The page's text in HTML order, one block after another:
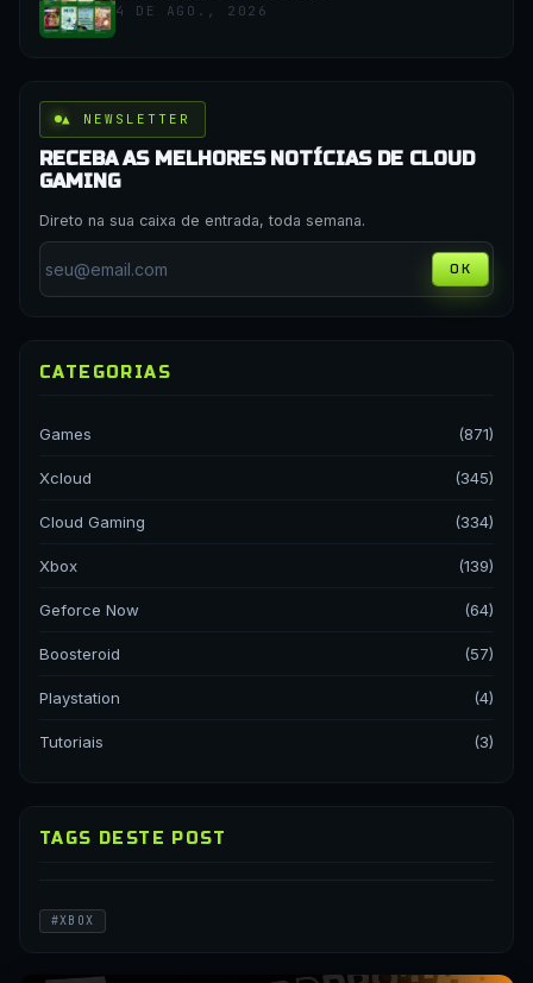
4 DE AGO., 2026
▲ NEWSLETTER
RECEBA AS MELHORES NOTÍCIAS DE CLOUD
GAMING
Direto na sua caixa de entrada, toda semana.
OK
CATEGORIAS
Games (871)
Xcloud (345)
Cloud Gaming (334)
Xbox (139)
Geforce Now (64)
Boosteroid (57)
Playstation (4)
Tutoriais (3)
TAGS DESTE POST
#XBOX